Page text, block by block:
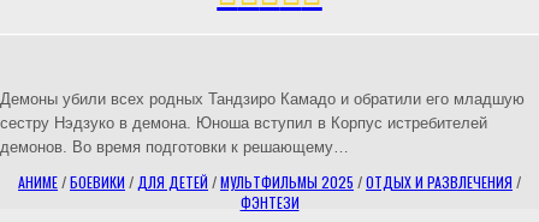
Демоны убили всех родных Тандзиро Камадо и обратили его младшую
сестру Нэдзуко в демона. Юноша вступил в Корпус истребителей
демонов. Во время подготовки к решающему…
АНИМЕ/БОЕВИКИ / ДЛЯ ДЕТЕЙ /МУЛЬТФИЛЬМЫ 2025 /ОТДЫХ И РАЗВЛЕЧЕНИЯ /
ФЭНТЕЗИ